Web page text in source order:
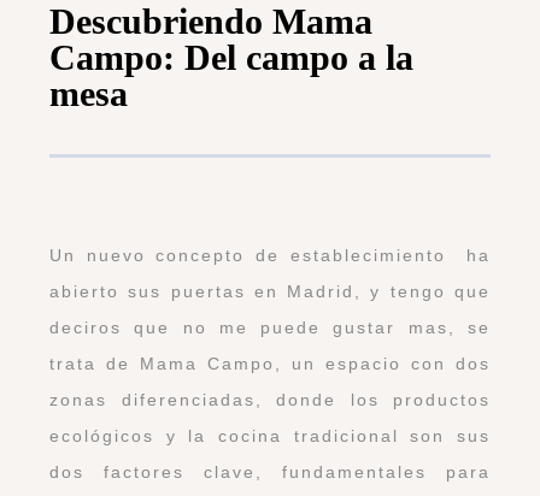
Descubriendo Mama
Campo: Del campo a la
mesa
Un nuevo concepto de establecimiento ha
abierto sus puertas en Madrid, y tengo que
deciros que no me puede gustar mas, se
trata de Mama Campo, un espacio con dos
zonas diferenciadas, donde los productos
ecológicos y la cocina tradicional son sus
dos factores clave, fundamentales para